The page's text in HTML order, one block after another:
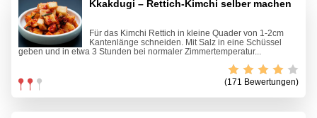
Kkakdugi – Rettich-Kimchi selber machen
Für das Kimchi Rettich in kleine Quader von 1-2cm
Kantenlänge schneiden. Mit Salz in eine Schüssel
geben und in etwa 3 Stunden bei normaler Zimmertemperatur...
(171 Bewertungen)